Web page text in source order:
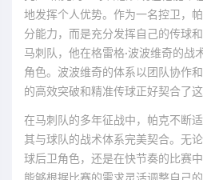
地发挥个人优势。作为一名控卫，
分能力，而是充分发挥自己的传球
马刺队，他在格雷格·波波维奇的战
角色。波波维奇的体系以团队协作
的高效突破和精准传球正好契合了这
在马刺队的多年征战中，帕克不断
其与球队的战术体系完美契合。无
球后卫角色，还是在快节奏的比赛
能够根据比赛的需求灵活调整自己